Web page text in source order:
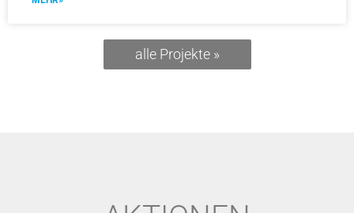
alle Projekte »